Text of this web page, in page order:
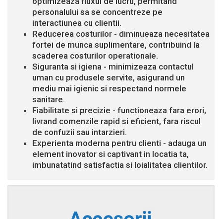
personalului sa se concentreze pe
interactiunea cu clientii.
Reducerea costurilor - diminueaza necesitatea
fortei de munca suplimentare, contribuind la
scaderea costurilor operationale.
Siguranta si igiena - minimizeaza contactul
uman cu produsele servite, asigurand un
mediu mai igienic si respectand normele
sanitare.
Fiabilitate si precizie - functioneaza fara erori,
livrand comenzile rapid si eficient, fara riscul
de confuzii sau intarzieri.
Experienta moderna pentru clienti - adauga un
element inovator si captivant in locatia ta,
imbunatatind satisfactia si loialitatea clientilor.